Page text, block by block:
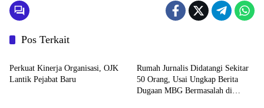
Pos Terkait
Pemerintahan dan Politik
Perkuat Kinerja Organisasi, OJK
Lantik Pejabat Baru
Rumah Jurnalis Didatangi Sekitar
50 Orang, Usai Ungkap Berita
Dugaan MBG Bermasalah di
Pemerintahan dan Politik